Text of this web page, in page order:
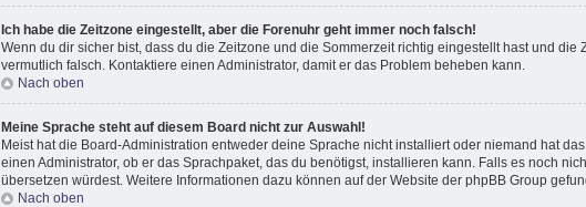
Ich habe die Zeitzone eingestellt, aber die Forenuhr geht immer noch falsch!
Wenn du dir sicher bist, dass du die Zeitzone und die Sommerzeit richtig eingestellt hast und die
vermutlich falsch. Kontaktiere einen Administrator, damit er das Problem beheben kann.
Nach oben
Meine Sprache steht auf diesem Board nicht zur Auswahl!
Meist hat die Board-Administration entweder deine Sprache nicht installiert oder niemand hat
einen Administrator, ob er das Sprachpaket, das du benötigst, installieren kann. Falls es noch
übersetzen würdest. Weitere Informationen dazu können auf der Website der phpBB Group
Nach oben